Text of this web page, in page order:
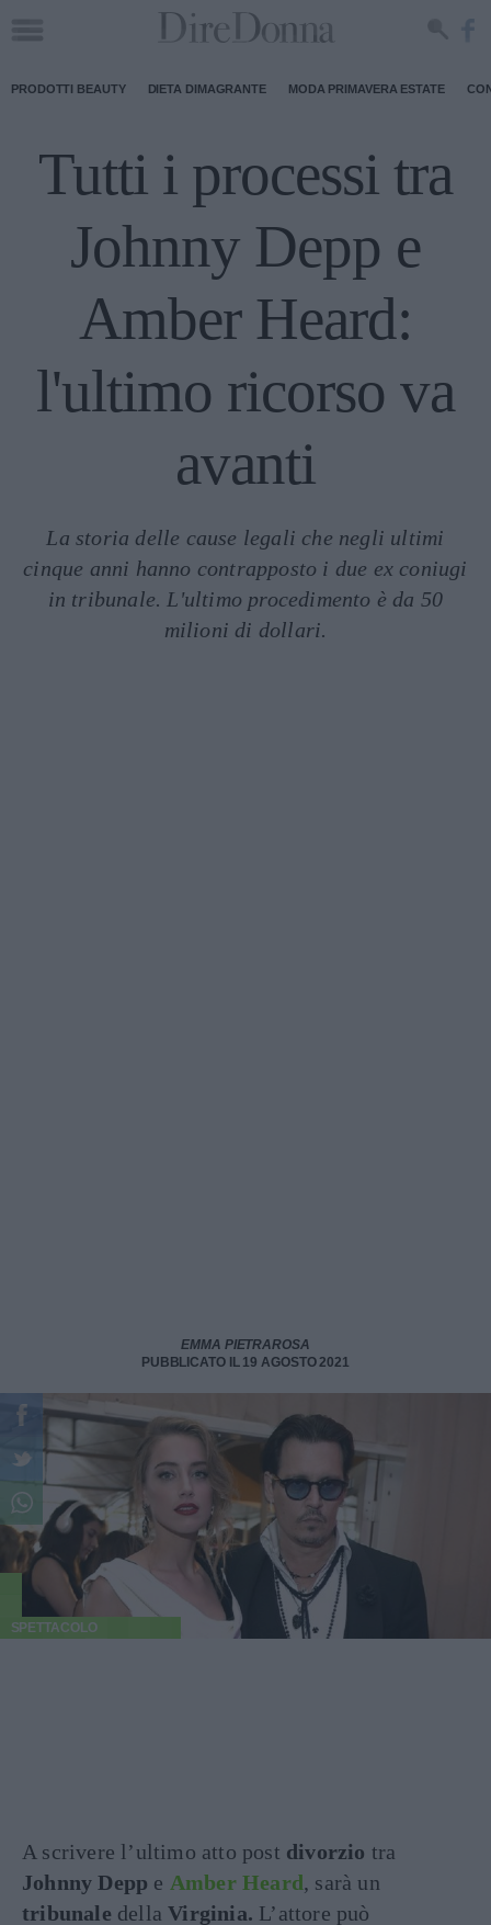
PRODOTTI BEAUTY DIETA DIMAGRANTE MODA PRIMAVERA ESTATE
Tutti i processi tra
Johnny Depp e
Amber Heard:
l'ultimo ricorso va
avanti
La storia delle cause legali che negli ultimi
cinque anni hanno contrapposto i due ex coniugi
in tribunale. L'ultimo procedimento è da 50
milioni di dollari.
EMMA PIETRAROSA
PUBBLICATO IL 19 AGOSTO 2021
SPETTACOLO
A scrivere l’ultimo atto post divorzio tra
Johnny Depp e Amber Heard, sarà un
tribunale dellaVirginia. L’attore può